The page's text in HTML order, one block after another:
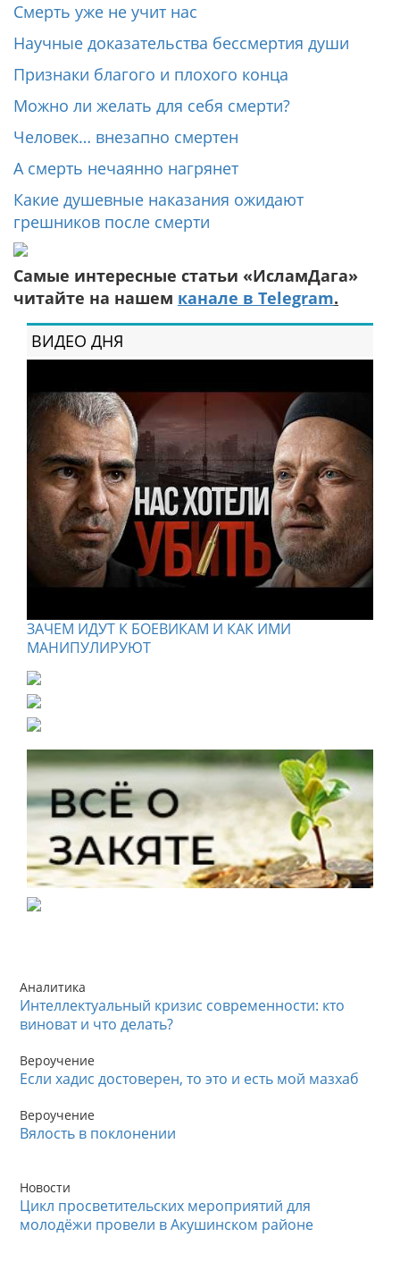
Смерть уже не учит нас
Научные доказательства бессмертия души
Признаки благого и плохого конца
Можно ли желать для себя смерти?
Человек… внезапно смертен
А смерть нечаянно нагрянет
Какие душевные наказания ожидают
грешников после смерти
Самые интересные статьи «ИсламДага»
читайте на нашем канале в Telegram.
ВИДЕО ДНЯ
ЗАЧЕМ ИДУТ К БОЕВИКАМ И КАК ИМИ
МАНИПУЛИРУЮТ
Аналитика
Интеллектуальный кризис современности: кто
виноват и что делать?
Вероучение
Если хадис достоверен, то это и есть мой мазхаб
Вероучение
Вялость в поклонении
Новости
Цикл просветительских мероприятий для
молодёжи провели в Акушинском районе